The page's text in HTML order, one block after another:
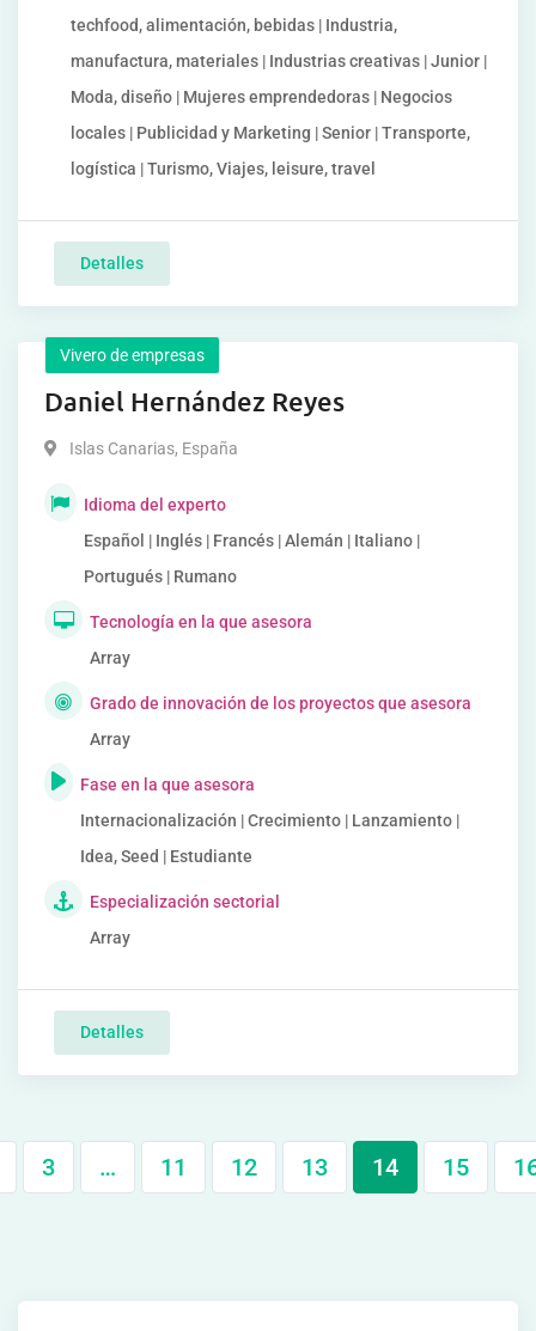
techfood, alimentación, bebidas | Industria,
manufactura, materiales | Industrias creativas | Junior |
Moda, diseño | Mujeres emprendedoras | Negocios
locales | Publicidad y Marketing | Senior | Transporte,
logística | Turismo, Viajes, leisure, travel
Detalles
Vivero de empresas
Daniel Hernández Reyes
Islas Canarias, España
Idioma del experto
Español | Inglés | Francés | Alemán | Italiano |
Portugués | Rumano
Tecnología en la que asesora
Array
Grado de innovación de los proyectos que asesora
Array
Fase en la que asesora
Internacionalización | Crecimiento | Lanzamiento |
Idea, Seed | Estudiante
Especialización sectorial
Array
Detalles
3 … 11 12 13 14 15